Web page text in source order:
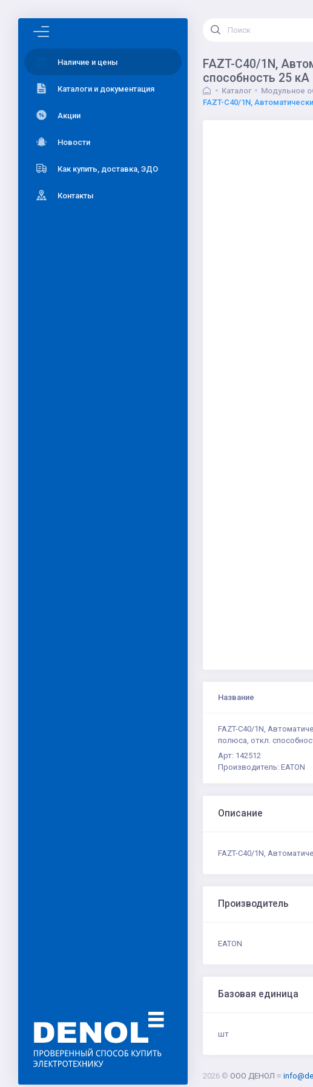
Наличие и цены
Каталоги и документация
Акции
Новости
Как купить, доставка, ЭДО
Контакты
FAZT-C40/1N,
способность 25 кА
Каталог Модульное
FAZT-C40/1N,
Название
FAZT-C40/1N,
полюса, откл.
Арт: 142512
Производитель: EATON
Описание
FAZT-C40/1N,
Производитель
EATON
Базовая единица
шт
2026 © ООО ДЕНОЛ ≡